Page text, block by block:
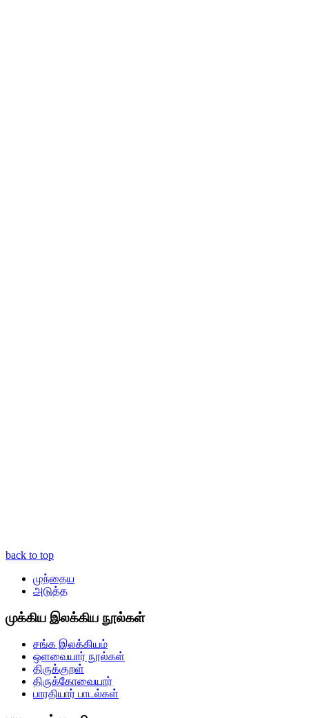
back to top
முந்தைய
அடுத்த
முக்கிய இலக்கிய நூல்கள்
சங்க இலக்கியம்
ஒளவையார் நூல்கள்
திருக்குறள்
திருக்கோவையார்
பாரதியார் பாடல்கள்